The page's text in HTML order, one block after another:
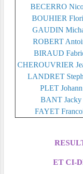
BECERRO
BOUHIER
GAUDIN
ROBERT
BIRAUD
CHEROUVRIER
LANDRET
PLET Johann
BANT Jacky
FAYET
ET CI-